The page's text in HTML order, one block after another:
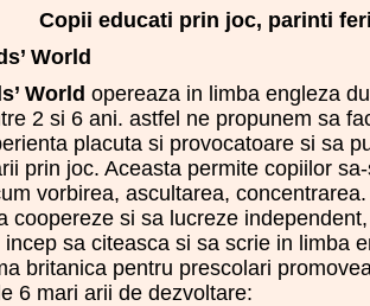
Copii educati prin joc, parinti
World
World opereaza in limba engleza
2 si 6 ani. astfel ne propunem sa
placuta si provocatoare si sa
prin joc. Aceasta permite copiilor
vorbirea, ascultarea,
coopereze si sa lucreze
sa citeasca si sa scrie in limba
britanica pentru prescolari
6 mari arii de dezvoltare: